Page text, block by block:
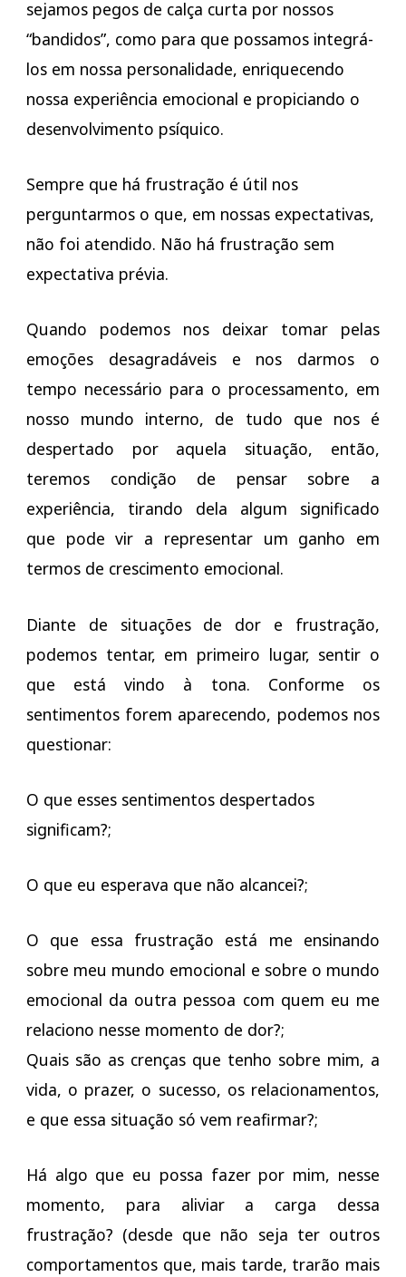
sejamos pegos de calça curta por nossos
“bandidos”, como para que possamos integrá-
los em nossa personalidade, enriquecendo
nossa experiência emocional e propiciando o
desenvolvimento psíquico.
Sempre que há frustração é útil nos
perguntarmos o que, em nossas expectativas,
não foi atendido. Não há frustração sem
expectativa prévia.
Quando podemos nos deixar tomar pelas
emoções desagradáveis e nos darmos o
tempo necessário para o processamento, em
nosso mundo interno, de tudo que nos é
despertado por aquela situação, então,
teremos condição de pensar sobre a
experiência, tirando dela algum significado
que pode vir a representar um ganho em
termos de crescimento emocional.
Diante de situações de dor e frustração,
podemos tentar, em primeiro lugar, sentir o
que está vindo à tona. Conforme os
sentimentos forem aparecendo, podemos nos
questionar:
O que esses sentimentos despertados
significam?;
O que eu esperava que não alcancei?;
O que essa frustração está me ensinando
sobre meu mundo emocional e sobre o mundo
emocional da outra pessoa com quem eu me
relaciono nesse momento de dor?;
Quais são as crenças que tenho sobre mim, a
vida, o prazer, o sucesso, os relacionamentos,
e que essa situação só vem reafirmar?;
Há algo que eu possa fazer por mim, nesse
momento, para aliviar a carga dessa
frustração? (desde que não seja ter outros
comportamentos que, mais tarde, trarão mais